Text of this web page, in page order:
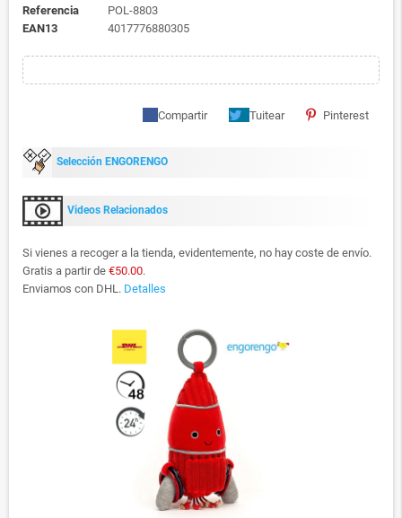
Referencia
POL-8803
EAN13
4017776880305
Compartir Tuitear Pinterest
Selección ENGORENGO
Videos Relacionados
Si vienes a recoger a la tienda, evidentemente, no hay coste de envío.
Gratis a partir de €50.00.
Enviamos con DHL. Detalles